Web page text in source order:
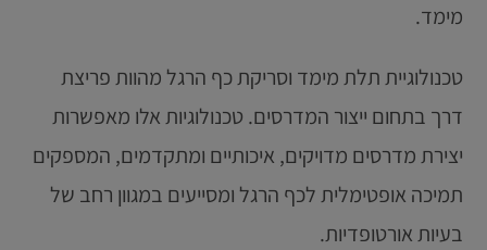
מימד.
טכנולוגיית תלת מימד וסריקת כף הרגל מהוות פריצת
דרך בתחום ייצור המדרסים. טכנולוגיות אלו מאפשרות
יצירת מדרסים מדויקים, איכותיים ומתקדמים, המספקים
תמיכה אופטימלית לכף הרגל ומסייעים במגוון רחב של
בעיות אורטופדיות.